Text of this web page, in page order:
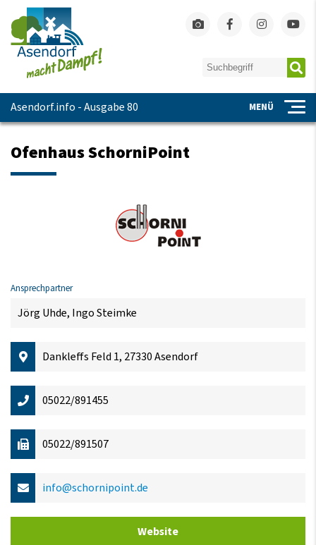
Asendorf.info - Ausgabe 80 MENÜ
Ofenhaus SchorniPoint
Ansprechpartner
Jörg Uhde, Ingo Steimke
Dankleffs Feld 1, 27330 Asendorf
05022/891455
05022/891507
info@schornipoint.de
Website